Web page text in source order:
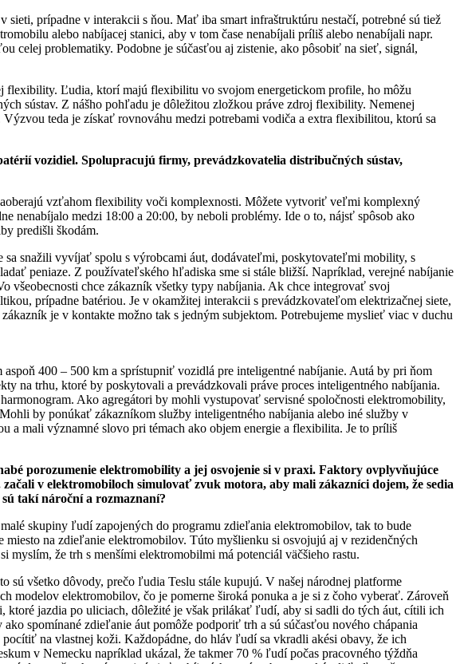
prípadne v interakcii s ňou. Mať iba smart infraštruktúru nestačí, potrebné sú tiež
alebo nabíjacej stanici, aby v tom čase nenabíjali príliš alebo nenabíjali napr.
celej problematiky. Podobne je súčasťou aj zistenie, ako pôsobiť na sieť, signál,
flexibility. Ľudia, ktorí majú flexibilitu vo svojom energetickom profile, ho môžu
sústav. Z nášho pohľadu je dôležitou zložkou práve zdroj flexibility. Nemenej
teda je získať rovnováhu medzi potrebami vodiča a extra flexibilitou, ktorú sa
vozidiel. Spolupracujú firmy, prevádzkovatelia distribučných sústav,
vzťahom flexibility voči komplexnosti. Môžete vytvoriť veľmi komplexný
nenabíjalo medzi 18:00 a 20:00, by neboli problémy. Ide o to, nájsť spôsob ako
predišli škodám.
snažili vyvíjať spolu s výrobcami áut, dodávateľmi, poskytovateľmi mobility, s
peniaze. Z používateľského hľadiska sme si stále bližší. Napríklad, verejné nabíjanie
všeobecnosti chce zákazník všetky typy nabíjania. Ak chce integrovať svoj
prípadne batériou. Je v okamžitej interakcii s prevádzkovateľom elektrizačnej siete,
je v kontakte možno tak s jedným subjektom. Potrebujeme myslieť viac v duchu
400 – 500 km a sprístupniť vozidlá pre inteligentné nabíjanie. Autá by pri ňom
na trhu, ktoré by poskytovali a prevádzkovali práve proces inteligentného nabíjania.
Ako agregátori by mohli vystupovať servisné spoločnosti elektromobility,
by ponúkať zákazníkom služby inteligentného nabíjania alebo iné služby v
mali významné slovo pri témach ako objem energie a flexibilita. Je to príliš
porozumenie elektromobility a jej osvojenie si v praxi. Faktory ovplyvňujúce
v elektromobiloch simulovať zvuk motora, aby mali zákazníci dojem, že sedia
takí nároční a rozmaznaní?
skupiny ľudí zapojených do programu zdieľania elektromobilov, tak to bude
na zdieľanie elektromobilov. Túto myšlienku si osvojujú aj v rezidenčných
myslím, že trh s menšími elektromobilmi má potenciál väčšieho rastu.
sú všetko dôvody, prečo ľudia Teslu stále kupujú. V našej národnej platforme
modelov elektromobilov, čo je pomerne široká ponuka a je si z čoho vyberať. Zároveň
jazdia po uliciach, dôležité je však prilákať ľudí, aby si sadli do tých áut, cítili ich
spomínané zdieľanie áut pomôže podporiť trh a sú súčasťou nového chápania
na vlastnej koži. Každopádne, do hláv ľudí sa vkradli akési obavy, že ich
v Nemecku napríklad ukázal, že takmer 70 % ľudí počas pracovného týždňa